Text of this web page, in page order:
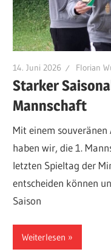
14. Juni 2026 Florian
Starker
Mannschaft
Mit einem
haben wir, die 1.
letzten Spieltag der
entscheiden können
Saison
Weiterlesen